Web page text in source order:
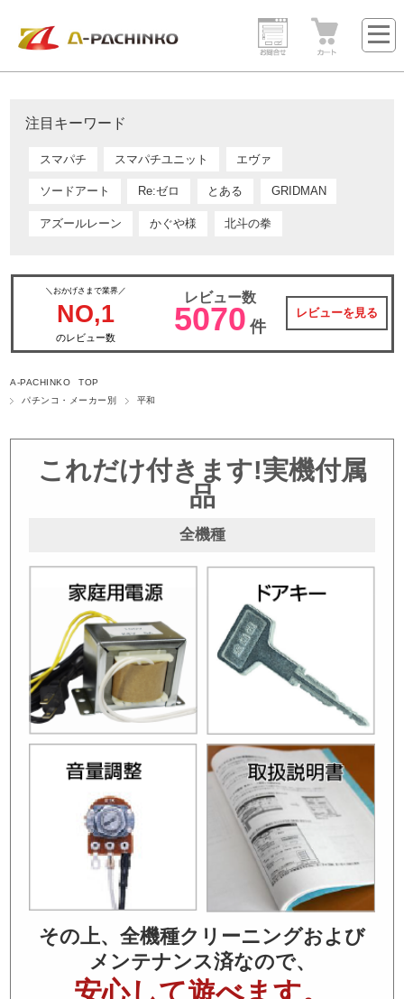
注目キーワード
スマパチ スマパチユニット エヴァ
ソードアート Re:ゼロ とある GRIDMAN
アズールレーン かぐや様 北斗の拳
＼おかげさまで業界／
NO,1
のレビュー数
レビュー数
5070 件
レビューを見る
A-PACHINKO TOP
パチンコ・メーカー別
平和
これだけ付きます!実機付属
品
全機種
その上、全機種クリーニングおよび
メンテナンス済なので、
安心して遊べます。